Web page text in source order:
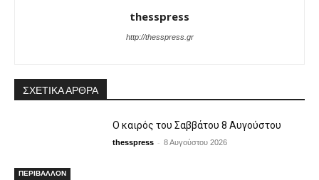
thesspress
http://thesspress.gr
ΣΧΕΤΙΚΑ ΑΡΘΡΑ
ΠΕΡΙΒΑΛΛΟΝ
Ο καιρός του Σαββάτου 8 Αυγούστου
thesspress - 8 Αυγούστου 2026